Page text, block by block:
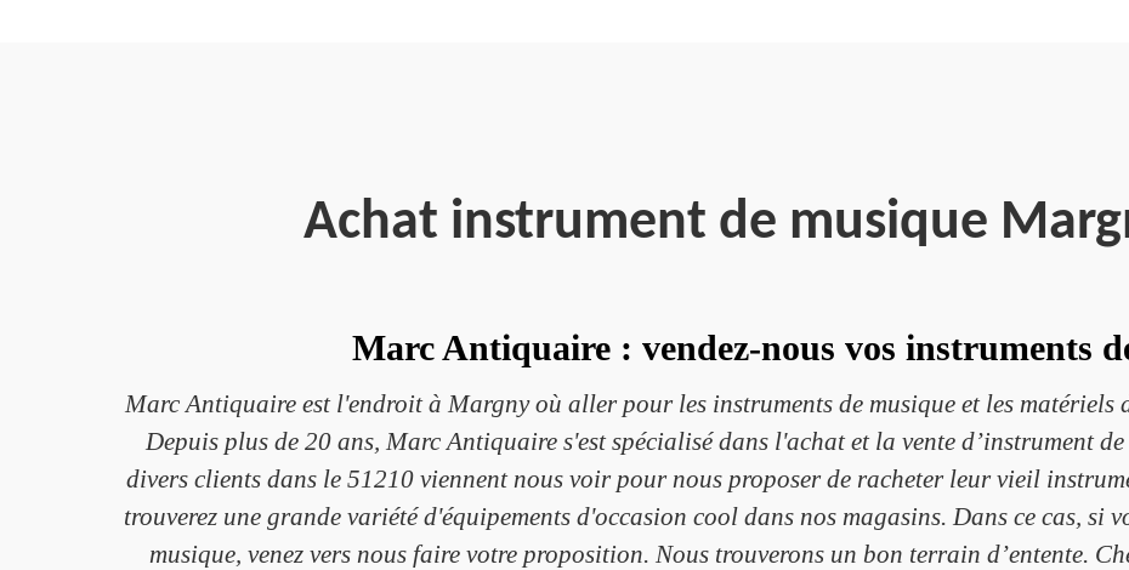
Achat instrument de musique
Marc Antiquaire : vendez-nous vos instruments
Marc Antiquaire est l'endroit à Margny où aller pour les instruments de musique et les matériels
Depuis plus de 20 ans, Marc Antiquaire s'est spécialisé dans l'achat et la vente d’instrument
divers clients dans le 51210 viennent nous voir pour nous proposer de racheter leur vieil
trouverez une grande variété d'équipements d'occasion cool dans nos magasins. Dans ce cas, si
musique, venez vers nous faire votre proposition. Nous trouverons un bon terrain d’entente.